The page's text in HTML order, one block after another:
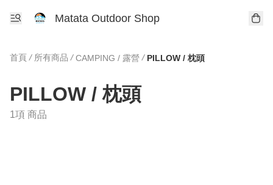
Matata Outdoor Shop
首頁 / 所有商品 / CAMPING / 露營 / PILLOW / 枕頭
PILLOW / 枕頭
1項 商品